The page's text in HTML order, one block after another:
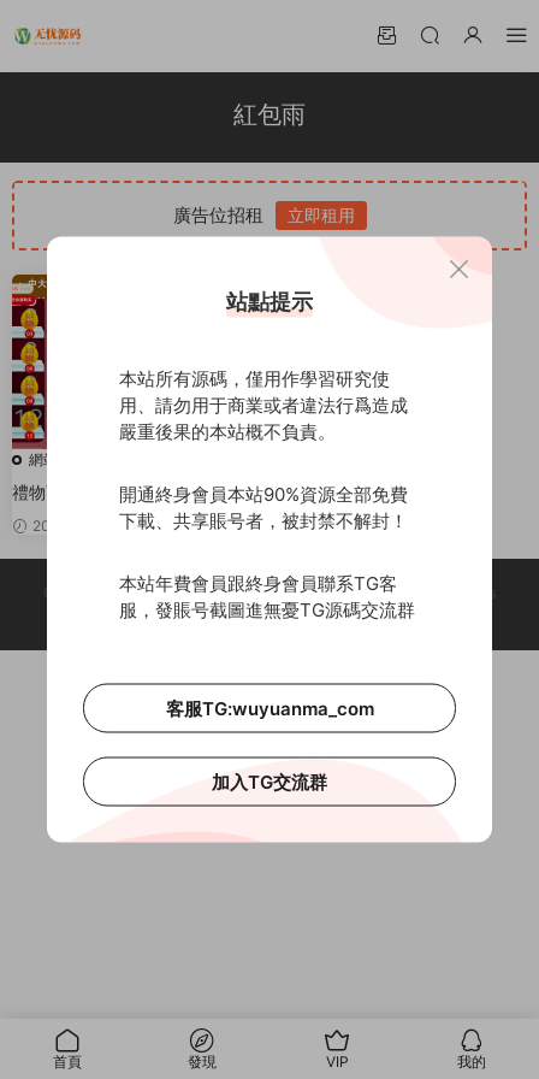
紅包雨
廣告位招租 立即租用
網站源碼
禮物盲盒砸金蛋/紅包雨/全修複版
本/自帶積分商城支付及登陸均已
對接/帶視頻搭建教程
2022-03-12 99
© 2018-2026 Theme by - 無憂源碼 & Wuyuanma.Com Theme. All rights
reserved
首頁 發現 VIP 我的
站點提示
本站所有源碼，僅用作學習研究使
用、請勿用于商業或者違法行爲造成
嚴重後果的本站概不負責。
開通終身會員本站90%資源全部免費
下載、共享賬号者，被封禁不解封！
本站年費會員跟終身會員聯系TG客
服，發賬号截圖進無憂TG源碼交流群
客服TG:wuyuanma_com
加入TG交流群